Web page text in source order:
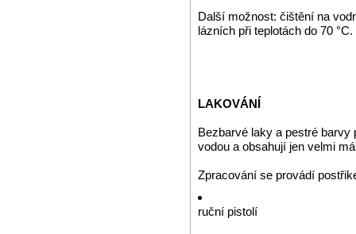
Další možnost: čištění na
lázních při teplotách do 70
LAKOVÁNÍ
Bezbarvé laky a pestré barvy
vodou a obsahují jen velmi
Zpracování se provádí
ruční pistolí